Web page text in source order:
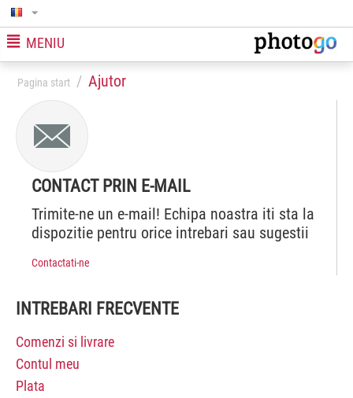
MENIU
Pagina start / Ajutor
CONTACT PRIN E-MAIL
Trimite-ne un e-mail! Echipa noastra iti sta la
dispozitie pentru orice intrebari sau sugestii
Contactati-ne
INTREBARI FRECVENTE
Comenzi si livrare
Contul meu
Plata